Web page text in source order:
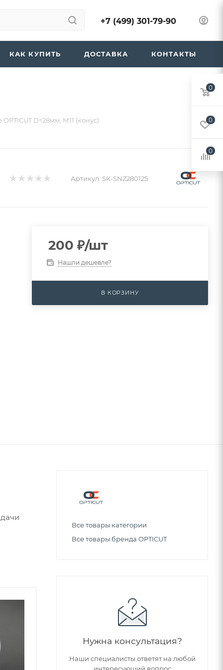
+7 (499) 301-79-90
КАК КУПИТЬ ДОСТАВКА КОНТАКТЫ
D=28мм, М11 (конус)
Артикул: SK-SNZ280125
200 ₽/шт
Нашли дешевле?
В КОРЗИНУ
Все товары категории
Все товары бренда OPTICUT
Нужна консультация?
Наши специалисты ответят на любой
0
0
0